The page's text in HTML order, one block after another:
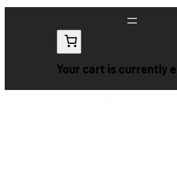
содержимому
Your cart is currently